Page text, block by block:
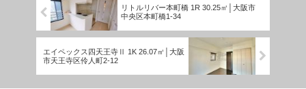
リトルリバー本町橋 1R 30.25㎡│大阪市
中央区本町橋1-34
エイペックス四天王寺Ⅱ 1K 26.07㎡│大阪
市天王寺区伶人町2-12